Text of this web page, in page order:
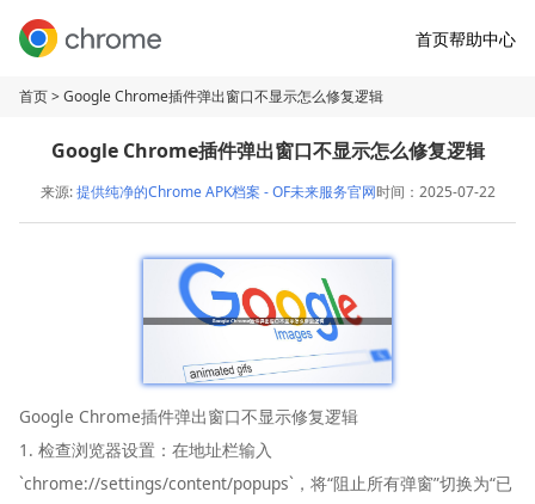
首页帮助中心
首页> Google Chrome插件弹出窗口不显示怎么修复逻辑
Google Chrome插件弹出窗口不显示怎么修复逻辑
来源:提供纯净的Chrome APK档案 - OF未来服务官网时间：2025-07-22
Google Chrome插件弹出窗口不显示修复逻辑
1. 检查浏览器设置：在地址栏输入
`chrome://settings/content/popups`，将“阻止所有弹窗”切换为“已